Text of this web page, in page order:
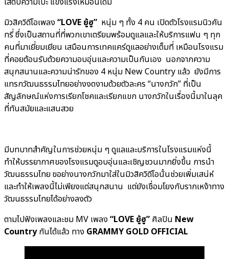
มิวสิควิดีโอเพลง“LOVE ยู้ฮู” หนุ่ม ๆ ทั้ง 4 คน เปิดตัวโรงแรมนิวคัน
ทรี่ ซึ่งเป็นสถานที่ที่พวกเขาเตรียมพร้อมดูแลและให้บริการแฟน ๆ ทุก
คนที่มาเยี่ยมเยียน เสมือนการเทคแคร์ดูแลอย่างเต็มที่ เหมือนโรงแรม
ที่คอยต้อนรับด้วยความอบอุ่นและความเป็นกันเอง นอกจากความ
สนุกสนานและความน่ารักของ 4 หนุ่ม New Country แล้ว ยังมีการ
แทรกวัฒนธรรมไทยอย่างงดงามด้วยตัวละคร “นางกวัก” ที่เป็น
สัญลักษณ์แห่งการเรียกโชคและเรียกแขก นางกวักในเรื่องนี้มาในลุค
ที่ทันสมัยและแสนสวย
มีบทบาทสำคัญในการช่วยหนุ่ม ๆ ดูแลและบริการในโรงแรมแห่งนี้
ทำให้บรรยากาศของโรงแรมดูอบอุ่นและเชิญชวนมากยิ่งขึ้น การนำ
วัฒนธรรมไทย ฃอย่างนางกวักมาใส่ในมิวสิควิดีโอนั้นช่วยเพิ่มเสน่ห์
และทำให้เพลงนี้ไม่เพียงแต่สนุกสนาน แต่ยังเชื่อมโยงกับรากเหง้าทาง
วัฒนธรรมไทยได้อย่างลงตัว
ตามไปฟังเพลงและชม MV เพลง“LOVE ยู้ฮู” ศิลปิน New
Countryกันได้แล้ว ทาง GRAMMY GOLD OFFICIAL